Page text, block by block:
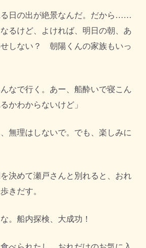
る日の出が絶景なんだ。だから……
るけど、よければ、明日の朝、あ
しない？ 朝陽くんの家族もいっ
んなで行く。あー、船酔いで寝こん
かわからないけど」
無理はしないで。でも、楽しみに
決めて瀬戸さんと別れると、おれ
きだす。
。船内探検、大成功！